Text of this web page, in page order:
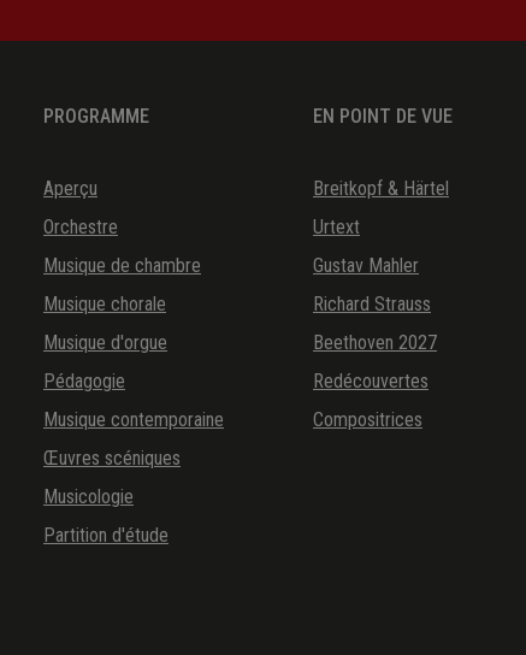
PROGRAMME
Aperçu
Orchestre
Musique de chambre
Musique chorale
Musique d'orgue
Pédagogie
Musique contemporaine
Œuvres scéniques
Musicologie
Partition d'étude
EN POINT DE VUE
Breitkopf & Härtel
Urtext
Gustav Mahler
Richard Strauss
Beethoven 2027
Redécouvertes
Compositrices